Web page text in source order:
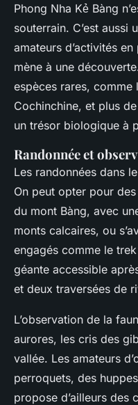
Phong Nha Kẻ Bàng
souterrain. C’est aussi
amateurs d’activités
mène à une
espèces rares,
Cochinchine, et plus
un trésor biologique à
Randonnée et
Les randonnées dans
On peut opter pour
du mont Bàng, avec
monts calcaires, ou
engagés comme le
géante accessible
et deux traversées de
L’observation de la
aurores, les cris des
vallée. Les amateurs
perroquets, des
propose d’ailleurs des